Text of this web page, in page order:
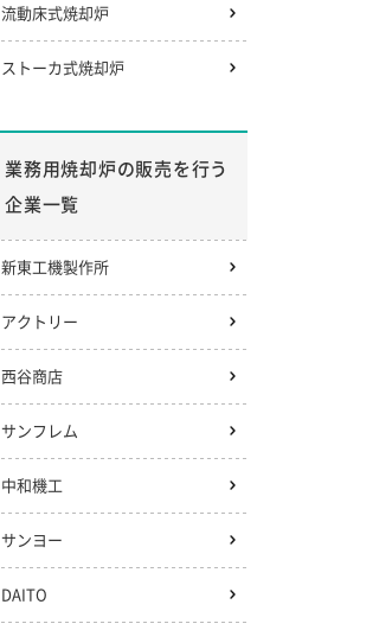
流動床式焼却炉
ストーカ式焼却炉
業務用焼却炉の販売を行う
企業一覧
新東工機製作所
アクトリー
西谷商店
サンフレム
中和機工
サンヨー
DAITO